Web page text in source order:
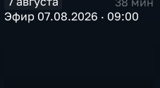
Эфир 07.08.2026 · 09:00